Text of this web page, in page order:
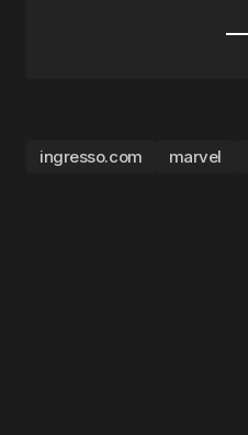
ingresso.com marvel